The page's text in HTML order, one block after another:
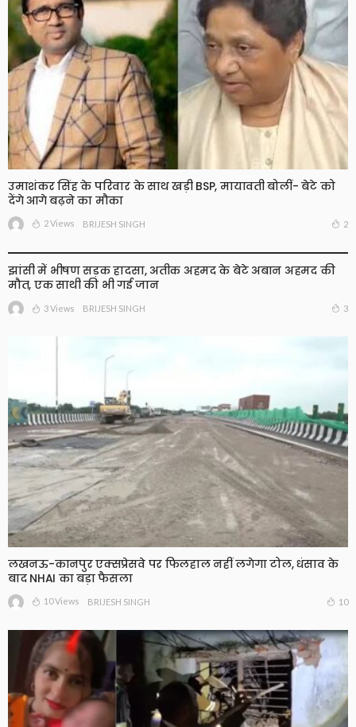
उमाशंकर सिंह के परिवार के साथ खड़ी BSP, मायावती बोलीं- बेटे को
देंगे आगे बढ़ने का मौका
2 Views BRIJESH SINGH 2
झांसी में भीषण सड़क हादसा, अतीक अहमद के बेटे अबान अहमद की
मौत, एक साथी की भी गई जान
3 Views BRIJESH SINGH 3
लखनऊ-कानपुर एक्सप्रेसवे पर फिलहाल नहीं लगेगा टोल, धंसाव के
बाद NHAI का बड़ा फैसला
10 Views BRIJESH SINGH 10